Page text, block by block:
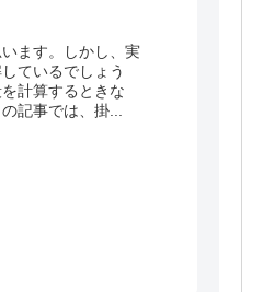
ます。しかし、実
ているでしょう
計算するときな
記事では、掛...